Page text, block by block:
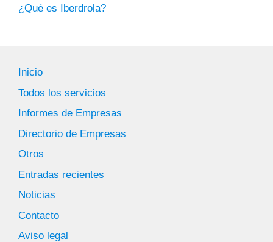
¿Qué es Iberdrola?
Inicio
Todos los servicios
Informes de Empresas
Directorio de Empresas
Otros
Entradas recientes
Noticias
Contacto
Aviso legal